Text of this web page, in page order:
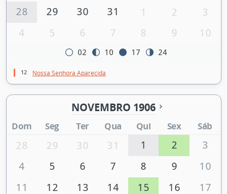
28
29 30 31 1 2
3
4
5 6 7 8 9 10
02 10 17 24
12 Nossa Senhora Aparecida
NOVEMBRO 1906
Dom Seg Ter Qua Qui Sex Sáb
28 29 30 31 1 2
3
4
5 6 7 8 9
10
11
12 13 14 15 16
17